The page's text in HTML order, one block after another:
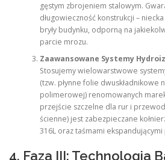
gęstym zbrojeniem stalowym.
długowieczność konstrukcji –
bryły budynku, odporną na
parcie mrozu.
Zaawansowane Systemy
Stosujemy wielowarstwowe
(tzw. płynne folie dwuskładnikowe
polimerowej) renomowanych
przejście szczelne dla rur i
ścienne) jest zabezpieczane
316L oraz taśmami
4. Faza III: Technologia